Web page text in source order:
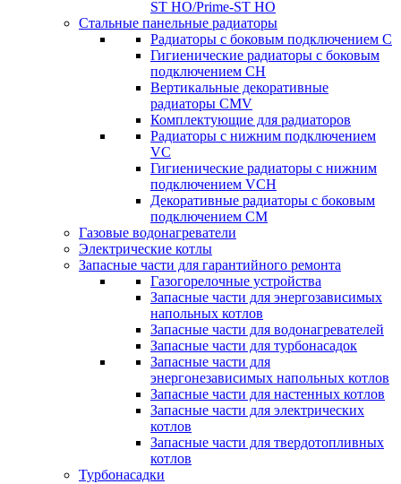
ST HO/Prime-ST HO
Стальные панельные радиаторы
Радиаторы c боковым подключением C
Гигиенические радиаторы c боковым
подключением CH
Вертикальные декоративные
радиаторы CMV
Комплектующие для радиаторов
Радиаторы c нижним подключением
VC
Гигиенические радиаторы c нижним
подключением VCH
Декоративные радиаторы с боковым
подключением CM
Газовые водонагреватели
Электрические котлы
Запасные части для гарантийного ремонта
Газогорелочные устройства
Запасные части для энергозависимых
напольных котлов
Запасные части для водонагревателей
Запасные части для турбонасадок
Запасные части для
энергонезависимых напольных котлов
Запасные части для настенных котлов
Запасные части для электрических
котлов
Запасные части для твердотопливных
котлов
Турбонасадки